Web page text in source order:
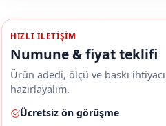
HIZLI ILETIŞIM
Numune & fiyat teklifi
Ürün adedi, ölçü ve baskı
hazırlayalım.
Ücretsiz ön görüşme